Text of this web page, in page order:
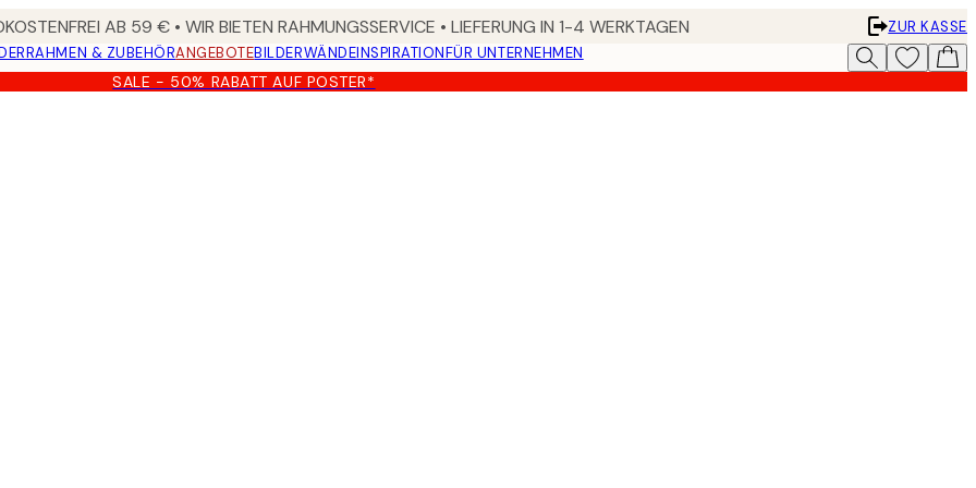
AB 59 € • WIR BIETEN RAHMUNGSSERVICE • LIEFERUNG IN 1-4 WERKTAGEN
ZUR KASSE
RAHMEN & ZUBEHÖRANGEBOTEBILDERWÄNDEINSPIRATIONFÜR UNTERNEHMEN
SALE - 50% RABATT AUF POSTER*